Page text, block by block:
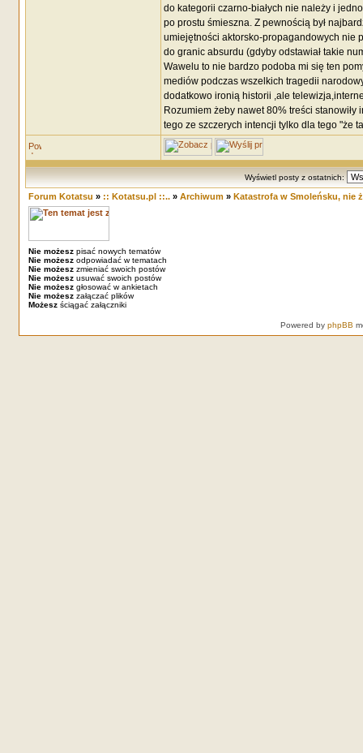
do kategorii czarno-białych nie należy i
po prostu śmieszna. Z pewnością był
umiejętności aktorsko-propagandowych nie
do granic absurdu (gdyby odstawiał takie
Wawelu to nie bardzo podoba mi się ten
mediów podczas wszelkich tragedii
dodatkowo ironią historii ,ale
Rozumiem żeby nawet 80% treści
tego ze szczerych intencji tylko dla tego "że
Wyświetl posty z ostatnich:
Forum Kotatsu » :: Kotatsu.pl ::..» Archiwum» Katastrofa w Smoleńsku, nie
Nie możeszpisać nowych tematów
Nie możeszodpowiadać w tematach
Nie możeszzmieniać swoich postów
Nie możeszusuwać swoich postów
Nie możeszgłosować w ankietach
Nie możeszzałączać plików
Możeszściągać załączniki
Powered by phpBB